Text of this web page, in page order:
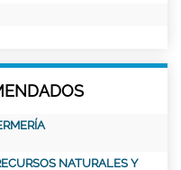
NATURALES Y